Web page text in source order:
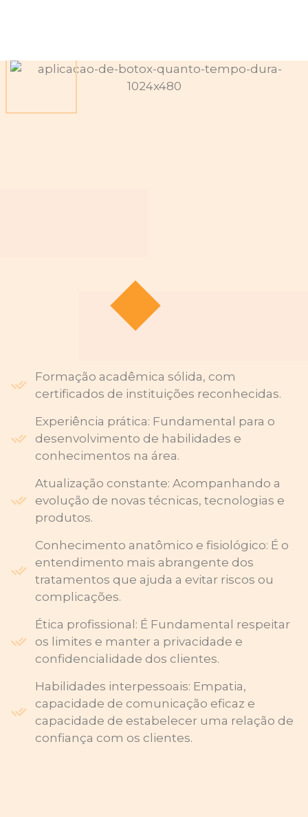
Formação acadêmica sólida, com
certificados de instituições reconhecidas.
Experiência prática: Fundamental para o
desenvolvimento de habilidades e
conhecimentos na área.
Atualização constante: Acompanhando a
evolução de novas técnicas, tecnologias e
produtos.
Conhecimento anatômico e fisiológico: É o
entendimento mais abrangente dos
tratamentos que ajuda a evitar riscos ou
complicações.
Ética profissional: É Fundamental respeitar
os limites e manter a privacidade e
confidencialidade dos clientes.
Habilidades interpessoais: Empatia,
capacidade de comunicação eficaz e
capacidade de estabelecer uma relação de
confiança com os clientes.